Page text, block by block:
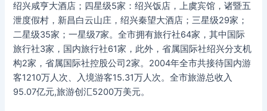
绍兴咸亨大酒店；四星级5家：绍兴饭店，上虞宾馆，诸暨五
泄度假村，新昌白云山庄，绍兴秦望大酒店；三星级29家；
二星级35家；一星级7家。全市拥有旅行社64家，其中国际
旅行社3家，国内旅行社61家，此外，省属国际社绍兴分支机
构2家，省属国际社控股公司2家。2004年全市共接待国内游
客1210万人次、入境游客15.31万人次。全市旅游总收入
95.07亿元,旅游创汇5200万美元。